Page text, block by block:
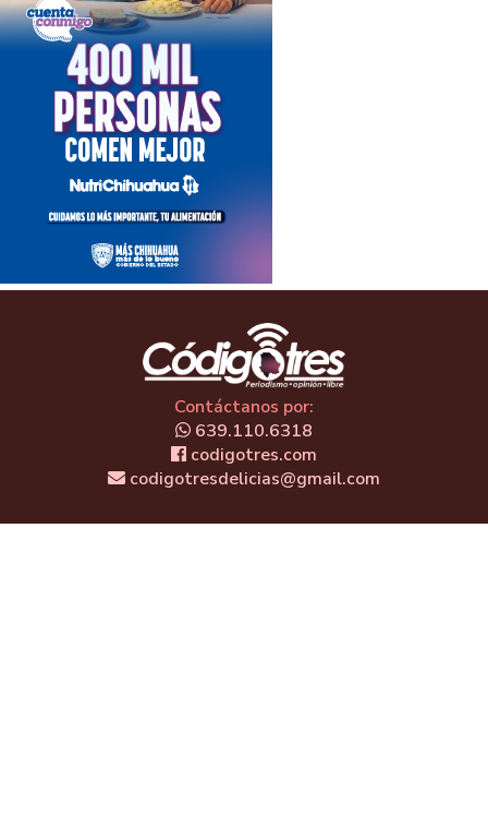
Contáctanos por:
639.110.6318
codigotres.com
codigotresdelicias@gmail.com